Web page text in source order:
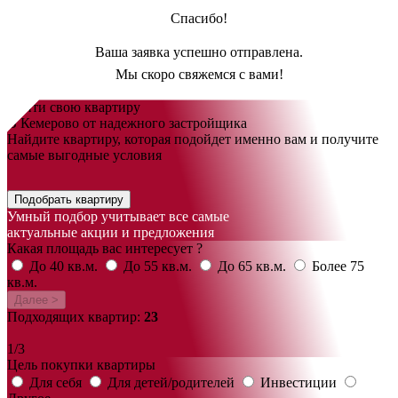
Спасибо!
Ваша заявка успешно отправлена.
Мы скоро свяжемся с вами!
Найти свою квартиру
В Кемерово от надежного застройщика
Найдите квартиру, которая подойдет именно вам и получите
самые выгодные условия
Подобрать квартиру
Умный подбор учитывает все самые
актуальные акции и предложения
Какая площадь вас интересует ?
До 40 кв.м.
До 55 кв.м. До 65 кв.м.
Более 75
кв.м.
Далее >
Подходящих квартир: 23
1/3
Цель покупки квартиры
Для себя
Для детей/родителей
Инвестиции